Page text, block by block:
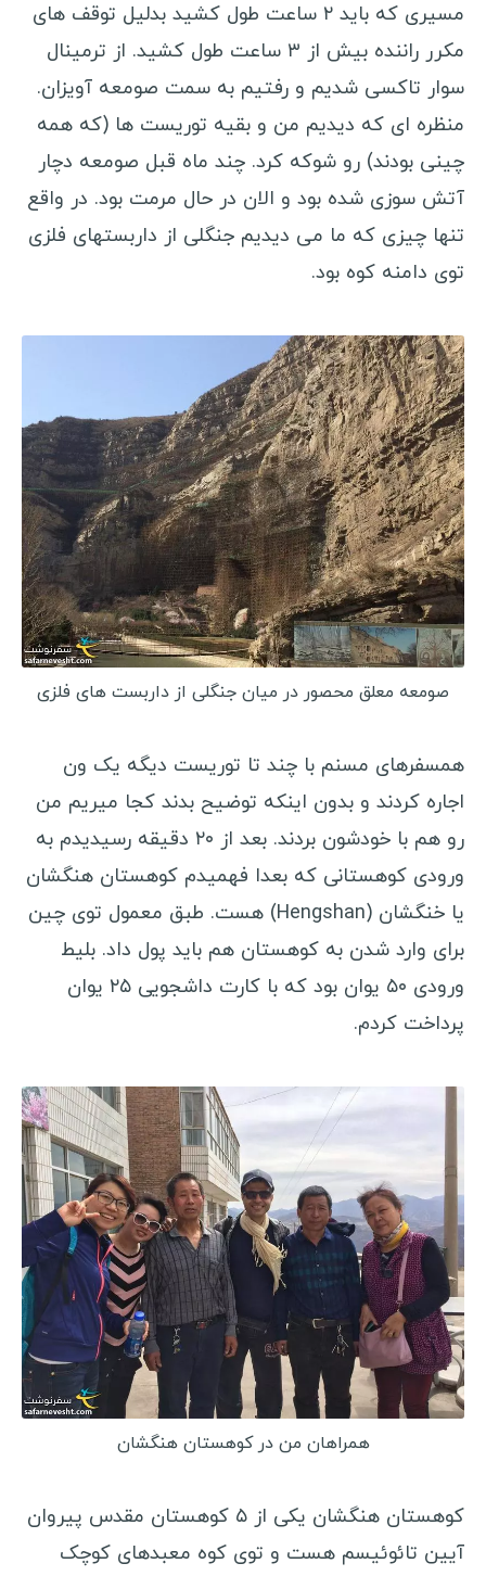
ونزوئلا
بولیوی
کاستاریکا
پاناما
السالوادور
هائیتی
گواتمالا
بلیز
آرژانتین
شیلی
سفرنامه آسیا و اقیانوسیه
چین
ژاپن
مالدیو
ویتنام
استرالیا
لبنان
نیوزلند
ساموا
کره شمالی
کره جنوبی
فیلیپین
قرقیزستان
اردن
سنگاپور
هند
مالزی
عراق
سفرنامه اروپا
اوکراین
هلند
مسیری که باید ۲ ساعت طول کشید بدلیل توقف های
مکرر راننده بیش از ۳ ساعت طول کشید. از ترمینال
سوار تاکسی شدیم و رفتیم به سمت صومعه آویزان.
منظره ای که دیدیم من و بقیه توریست ها (که همه
چینی بودند) رو شوکه کرد. چند ماه قبل صومعه دچار
آتش سوزی شده بود و الان در حال مرمت بود. در واقع
تنها چیزی که ما می دیدیم جنگلی از داربستهای فلزی
توی دامنه کوه بود.
صومعه معلق محصور در میان جنگلی از داربست های فلزی
همسفرهای مسنم با چند تا توریست دیگه یک ون
اجاره کردند و بدون اینکه توضیح بدند کجا میریم من
رو هم با خودشون بردند. بعد از ۲۰ دقیقه رسیدیدم به
ورودی کوهستانی که بعدا فهمیدم کوهستان هنگشان
یا خنگشان (Hengshan) هست. طبق معمول توی چین
برای وارد شدن به کوهستان هم باید پول داد. بلیط
ورودی ۵۰ یوان بود که با کارت داشجویی ۲۵ یوان
پرداخت کردم.
همراهان من در کوهستان هنگشان
کوهستان هنگشان یکی از ۵ کوهستان مقدس پیروان
آیین تائوئیسم هست و توی کوه معبدهای کوچک